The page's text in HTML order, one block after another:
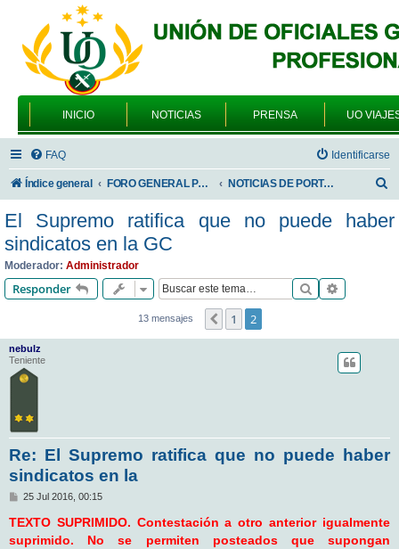
INICIO NOTICIAS PRENSA UO
FAQ Identificarse
Índice general FORO GENERAL PARA TODOS LOS USUARIOS NOTICIAS DE PORTADA
s
El Supremo ratifica que no puede haber
sindicatos en la GC
Moderador: Administrador
Responder Buscar
13 mensajes Anterior
1 2
nebulz
Teniente
Re: El Supremo ratifica que no puede haber
sindicatos en la
M
n
s
a
25 Jul 2016, 00:15
TEXTO SUPRIMIDO. Contestación a otro anterior igualmente
suprimido. No se permiten posteados que supongan